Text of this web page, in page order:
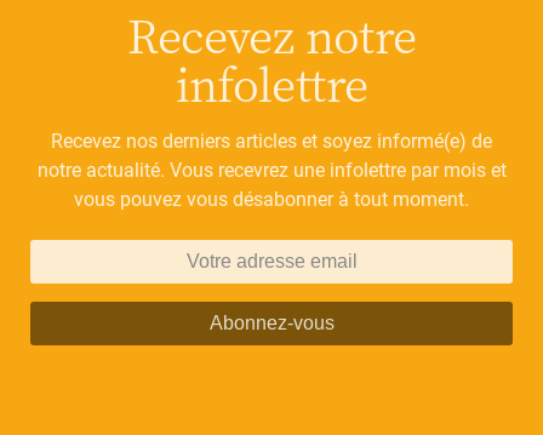
Recevez notre
infolettre
Recevez nos derniers articles et soyez informé(e) de
notre actualité. Vous recevrez une infolettre par mois et
vous pouvez vous désabonner à tout moment.
Abonnez-vous